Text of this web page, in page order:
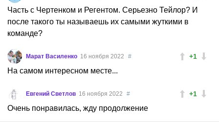
Часть с Чертенком и Регентом. Серьезно Тейлор? И
после такого ты называешь их самыми жуткими в
команде?
+1
Марат Василенко 16 ноября 2022 #
На самом интересном месте...
+1
Евгений Светлов 16 ноября 2022 #
Очень понравилась, жду продолжение